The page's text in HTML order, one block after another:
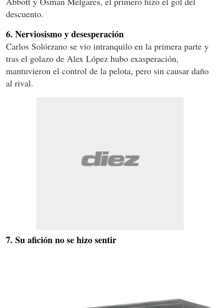
descuento.
6. Nerviosismo y desesperación
Carlos Solórzano se vio intranquilo en la primera parte y
tras el golazo de Alex López hubo exasperación,
mantuvieron el control de la pelota, pero sin causar daño
al rival.
7. Su afición no se hizo sentir